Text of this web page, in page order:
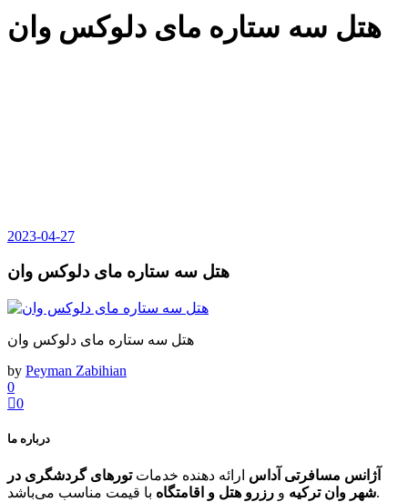
هتل سه ستاره مای دلوکس وان
2023-04-27
هتل سه ستاره مای دلوکس وان
هتل سه ستاره مای دلوکس وان
by Peyman Zabihian
0
0
درباره ما
آژانس مسافرتی آداس ارائه دهنده خدماتتورهای گردشگری در
شهر وان ترکیه و رزرو هتل و اقامتگاه با قیمت مناسب می‌باشد.